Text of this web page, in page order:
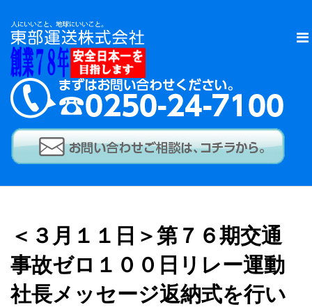
＜３月１１日＞第７６期交通
事故ゼロ１００日リレー運動
社長メッセージ返納式を行い